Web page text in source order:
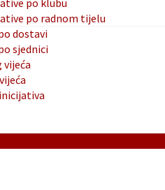
po klubu
po radnom tijelu
dostavi
sjednici
vijeća